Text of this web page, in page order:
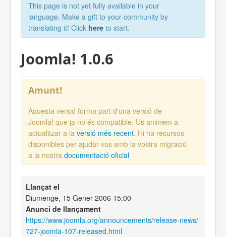
This page is not yet fully available in your
language. Make a gift to your community by
translating it! Click here to start.
Joomla! 1.0.6
Amunt!
Aquesta versió forma part d'una versió de
Joomla! que ja no és compatible. Us animem a
actualitzar a la versió més recent. Hi ha recursos
disponibles per ajudar-vos amb la vostra migració
a la nostra documentació oficial
Llançat el
Diumenge, 15 Gener 2006 15:00
Anunci de llançament
https://www.joomla.org/announcements/release-news/
727-joomla-107-released.html